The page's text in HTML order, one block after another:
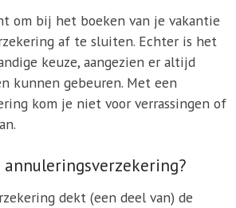
om bij het boeken van je vakantie
af te sluiten. Echter is het
keuze, aangezien er altijd
kunnen gebeuren. Met een
kom je niet voor verrassingen of
annuleringsverzekering?
dekt (een deel van) de